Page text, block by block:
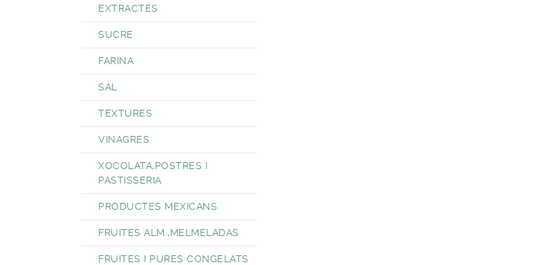
EXTRACTES
SUCRE
FARINA
SAL
TEXTURES
VINAGRES
XOCOLATA,POSTRES I
PASTISSERIA
PRODUCTES MEXICANS
FRUITES ALM.,MELMELADAS
FRUITES I PURES CONGELATS